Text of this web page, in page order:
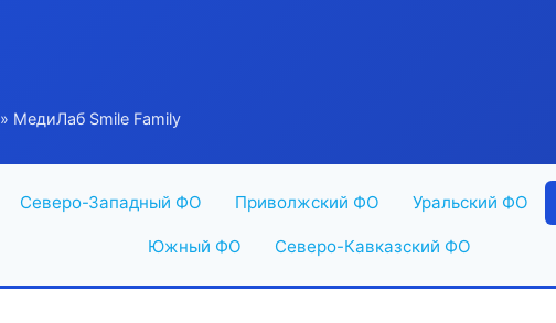
» МедиЛаб Smile Family
Северо-Западный ФО Приволжский ФО Уральский ФО
Южный ФО Северо-Кавказский ФО